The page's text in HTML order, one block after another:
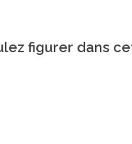
figurer dans